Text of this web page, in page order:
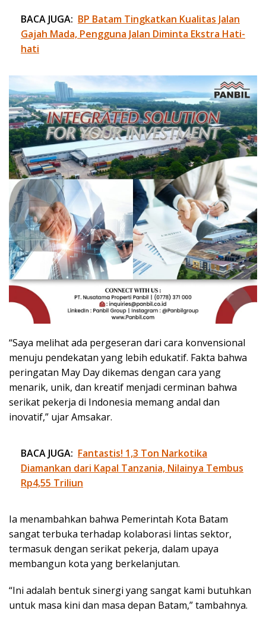
BACA JUGA: BP Batam Tingkatkan Kualitas Jalan
Gajah Mada, Pengguna Jalan Diminta Ekstra Hati-
hati
“Saya melihat ada pergeseran dari cara konvensional
menuju pendekatan yang lebih edukatif. Fakta bahwa
peringatan May Day dikemas dengan cara yang
menarik, unik, dan kreatif menjadi cerminan bahwa
serikat pekerja di Indonesia memang andal dan
inovatif,” ujar Amsakar.
BACA JUGA: Fantastis! 1,3 Ton Narkotika
Diamankan dari Kapal Tanzania, Nilainya Tembus
Rp4,55 Triliun
Ia menambahkan bahwa Pemerintah Kota Batam
sangat terbuka terhadap kolaborasi lintas sektor,
termasuk dengan serikat pekerja, dalam upaya
membangun kota yang berkelanjutan.
“Ini adalah bentuk sinergi yang sangat kami butuhkan
untuk masa kini dan masa depan Batam,” tambahnya.